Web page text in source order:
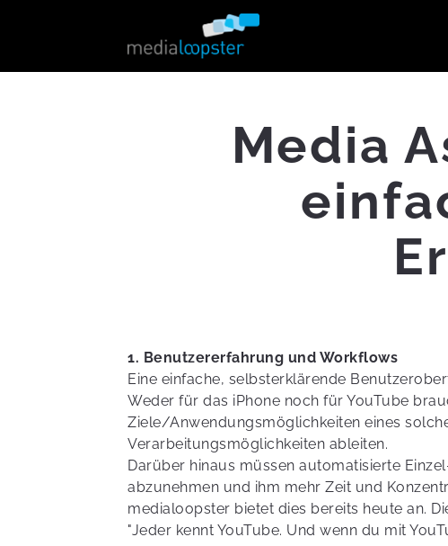
Media
1. Benutzererfahrung und Workflows
Eine einfache, selbsterklärende
Weder für das iPhone noch für YouTube
Ziele/Anwendungsmöglichkeiten eines
Verarbeitungsmöglichkeiten ableiten.
Darüber hinaus müssen automatisierte
abzunehmen und ihm mehr Zeit und
medialoopster bietet dies bereits heute an.
"Jeder kennt YouTube. Und wenn du mit